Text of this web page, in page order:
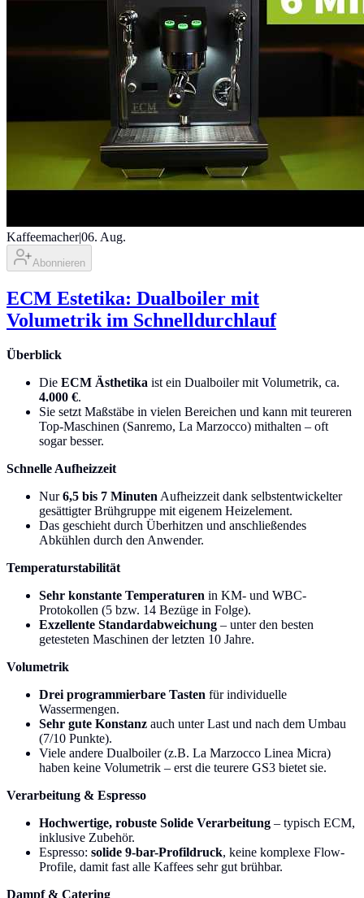
Kaffeemacher|06. Aug.
Abonnieren
ECM Estetika: Dualboiler mit
Volumetrik im Schnelldurchlauf
Überblick
Die ECM Ästhetika ist ein Dualboiler mit Volumetrik, ca.
4.000 €.
Sie setzt Maßstäbe in vielen Bereichen und kann mit teureren
Top-Maschinen (Sanremo, La Marzocco) mithalten – oft
sogar besser.
Schnelle Aufheizzeit
Nur6,5 bis 7 Minuten Aufheizzeit dank selbstentwickelter
gesättigter Brühgruppe mit eigenem Heizelement.
Das geschieht durch Überhitzen und anschließendes
Abkühlen durch den Anwender.
Temperaturstabilität
Sehr konstante Temperaturen in KM- und WBC-
Protokollen (5 bzw. 14 Bezüge in Folge).
Exzellente Standardabweichung – unter den besten
getesteten Maschinen der letzten 10 Jahre.
Volumetrik
Drei programmierbare Tasten für individuelle
Wassermengen.
Sehr gute Konstanz auch unter Last und nach dem Umbau
(7/10 Punkte).
Viele andere Dualboiler (z.B. La Marzocco Linea Micra)
haben keine Volumetrik – erst die teurere GS3 bietet sie.
Verarbeitung & Espresso
Hochwertige, robuste Solide Verarbeitung – typisch ECM,
inklusive Zubehör.
Espresso: solide 9-bar-Profildruck, keine komplexe Flow-
Profile, damit fast alle Kaffees sehr gut brühbar.
Dampf & Catering